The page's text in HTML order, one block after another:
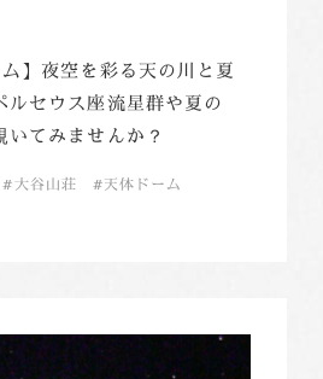
ム】夜空を彩る天の川と夏
ルセウス座流星群や夏の
いてみませんか？
大谷山荘
天体ドーム